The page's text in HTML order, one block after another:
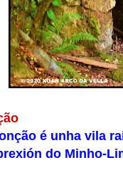
é unha vila
do Minho-